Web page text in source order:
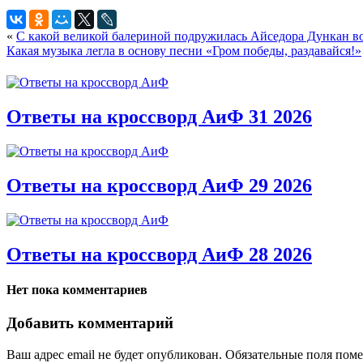
« С какой великой балериной подружилась Айседора Дункан
Какая музыка легла в основу песни «Гром победы, раздавайся!»
Ответы на кроссворд АиФ 31 2026
Ответы на кроссворд АиФ 29 2026
Ответы на кроссворд АиФ 28 2026
Нет пока комментариев
Добавить комментарий
Ваш адрес email не будет опубликован. Обязательные поля